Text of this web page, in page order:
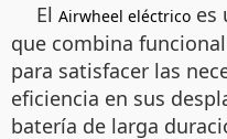
El Airwheel eléctrico es
que combina
para satisfacer las
eficiencia en sus
batería de larga